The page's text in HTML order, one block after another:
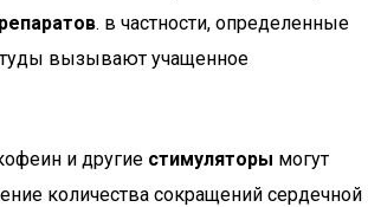
. в частности, определенные
вызывают учащенное
и другие стимуляторы могут
количества сокращений сердечной